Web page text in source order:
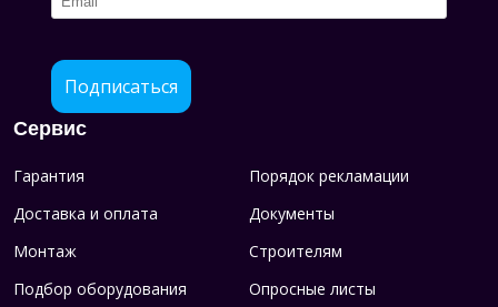
Подписаться
Сервис
Гарантия
Порядок рекламации
Доставка и оплата
Документы
Монтаж
Строителям
Подбор оборудования
Опросные листы